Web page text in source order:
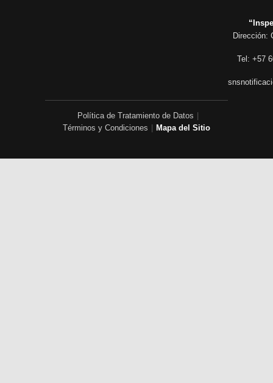
Dirección:
Tel: +57
Política de Tratamiento de Datos
Términos y Condiciones
Mapa del Sitio